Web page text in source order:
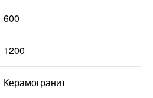
600
1200
Керамогранит